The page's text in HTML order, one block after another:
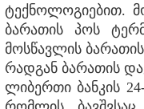
ტექნოლოგიებით.
ბარათის პოს
მოსწავლის
რადგან ბარათის
ლიბერთი ბანკის